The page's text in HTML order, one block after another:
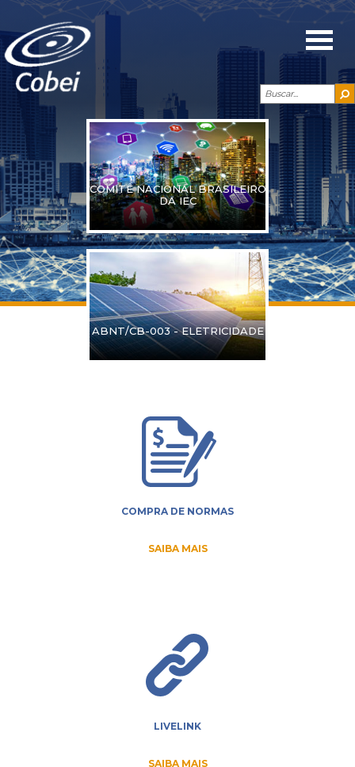
COMITÊ NACIONAL BRASILEIRO
DA IEC
ABNT/CB-003 - ELETRICIDADE
COMPRA DE NORMAS
SAIBA MAIS
LIVELINK
SAIBA MAIS